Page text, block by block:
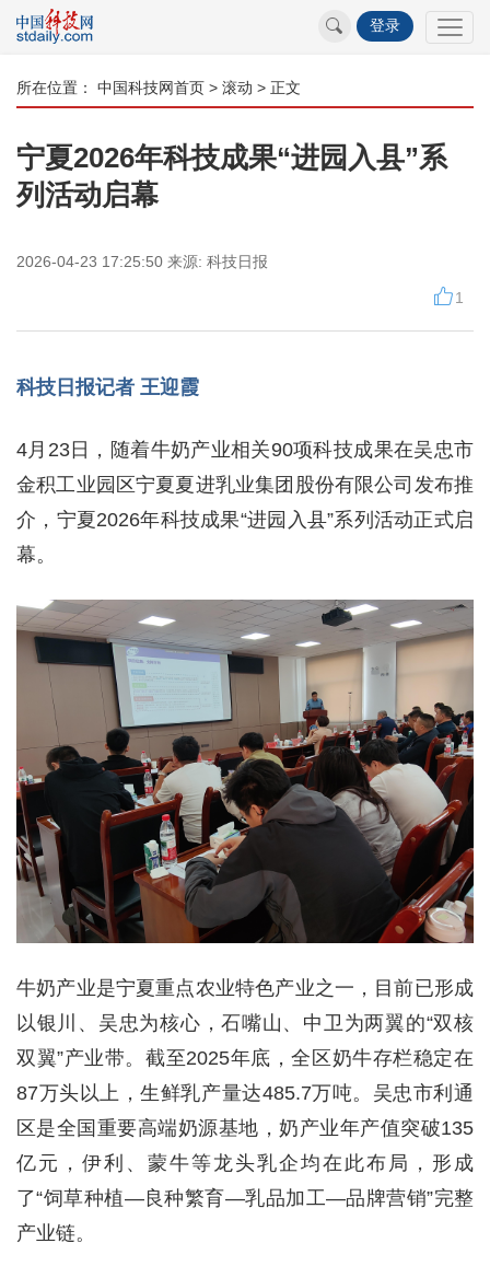
登录
所在位置： 中国科技网首页 > 滚动 > 正文
宁夏2026年科技成果“进园入县”系
列活动启幕
2026-04-23 17:25:50 来源: 科技日报
1
科技日报记者 王迎霞
4月23日，随着牛奶产业相关90项科技成果在吴忠市
金积工业园区宁夏夏进乳业集团股份有限公司发布推
介，宁夏2026年科技成果“进园入县”系列活动正式启
幕。
牛奶产业是宁夏重点农业特色产业之一，目前已形成
以银川、吴忠为核心，石嘴山、中卫为两翼的“双核
双翼”产业带。截至2025年底，全区奶牛存栏稳定在
87万头以上，生鲜乳产量达485.7万吨。吴忠市利通
区是全国重要高端奶源基地，奶产业年产值突破135
亿元，伊利、蒙牛等龙头乳企均在此布局，形成
了“饲草种植—良种繁育—乳品加工—品牌营销”完整
产业链。